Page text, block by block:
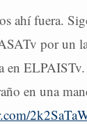
ahí fuera.
por un
en
en una